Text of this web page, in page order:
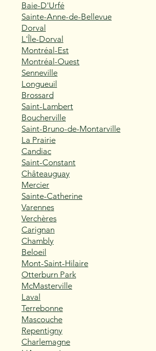
Baie-D'Urfé
Sainte-Anne-de-Bellevue
Dorval
L'Île-Dorval
Montréal-Est
Montréal-Ouest
Senneville
Longueuil
Brossard
Saint-Lambert
Boucherville
Saint-Bruno-de-Montarville
La Prairie
Candiac
Saint-Constant
Châteauguay
Mercier
Sainte-Catherine
Varennes
Verchères
Carignan
Chambly
Beloeil
Mont-Saint-Hilaire
Otterburn Park
McMasterville
Laval
Terrebonne
Mascouche
Repentigny
Charlemagne